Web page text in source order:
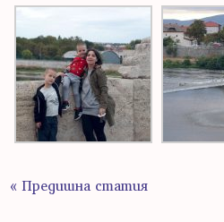
« Предишна статия